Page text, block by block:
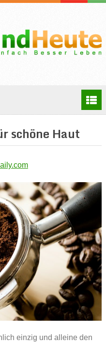
schöne Haut
einzig und alleine den